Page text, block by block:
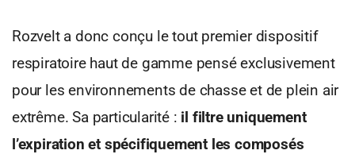
Rozvelt a donc conçu le tout premier dispositif
respiratoire haut de gamme pensé exclusivement
pour les environnements de chasse et de plein air
extrême. Sa particularité : il filtre uniquement
l’expiration et spécifiquement les composés